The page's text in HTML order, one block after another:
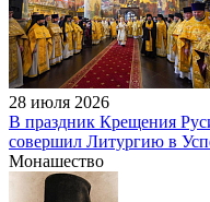
28 июля 2026
В праздник Крещения
совершил Литургию в
Монашество